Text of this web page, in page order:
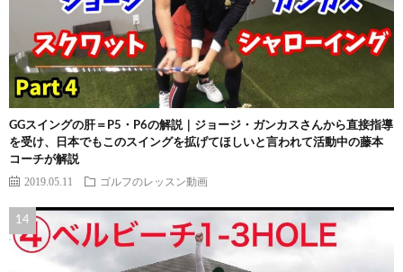
GGスイングの肝＝P5・P6の解説｜ジョージ・ガンカスさんから直接指導
を受け、日本でもこのスイングを拡げてほしいと言われて活動中の藤本
コーチが解説
2019.05.11 ゴルフのレッスン動画